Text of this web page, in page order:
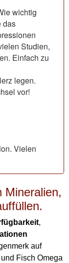
wichtig
das
Studien,
Einfach zu
legen.
vor!
Vielen
Mineralien,
,
auf
Fisch Omega